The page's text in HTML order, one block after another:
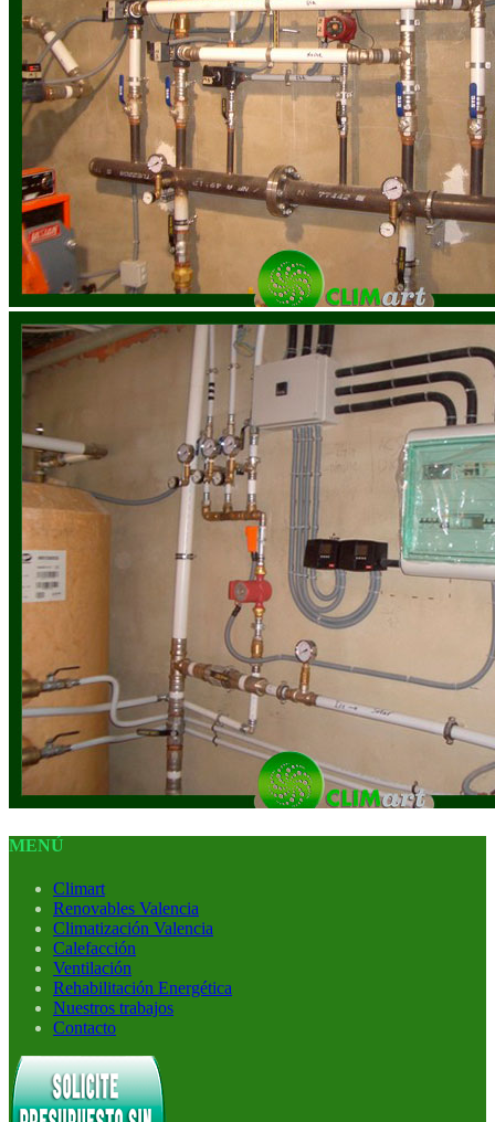
MENÚ
Climart
Renovables Valencia
Climatización Valencia
Calefacción
Ventilación
Rehabilitación Energética
Nuestros trabajos
Contacto